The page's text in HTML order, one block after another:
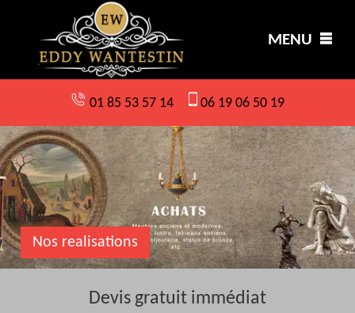
MENU
01 85 53 57 14 06 19 06 50 19
Nos realisations
Devis gratuit immédiat